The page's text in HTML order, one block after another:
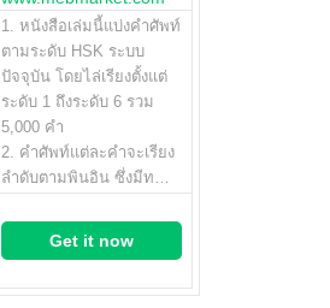
1. หนังสือเล่มนี้แบ่งคำศัพท์
ตามระดับ HSK ระบบ
ปัจจุบัน โดยไล่เรียงตั้งแต่
ระดับ 1 ถึงระดับ 6 รวม
5,000 คำ
2. คำศัพท์แต่ละคำจะเรียง
ลำดับตามพินอิน ซึ่งมีท…
Get it now